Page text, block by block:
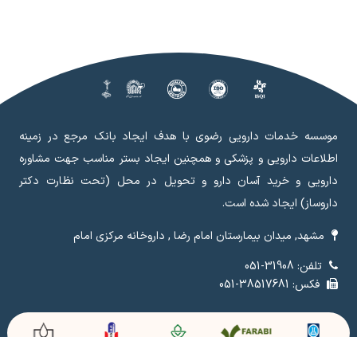
موسسه خدمات دارویی رضوی با هدف ایجاد بانک مرجع در زمینه
اطلاعات دارویی و پزشکی و همچنین ایجاد بستر مناسب جهت مشاوره
دارویی و خرید آسان دارو و تحویل در محل (تحت نظارت دکتر
داروساز) ایجاد شده است.
مشهد, میدان بیمارستان امام رضا , داروخانه مرکزی امام
تلفن: 31908-051
فکس: 38517681-051